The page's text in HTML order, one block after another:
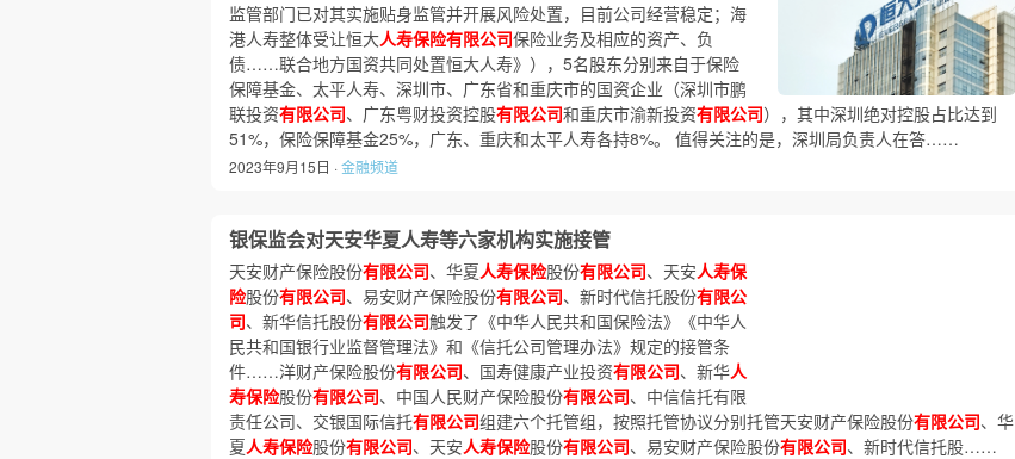
监管部门已对其实施贴身监管并开展风险处置，目前公司经营稳定；海
港人寿整体受让恒大人寿保险有限公司保险业务及相应的资产、负
债……联合地方国资共同处置恒大人寿》），5名股东分别来自于保险
保障基金、太平人寿、深圳市、广东省和重庆市的国资企业（深圳市鹏
联投资有限公司、广东粤财投资控股有限公司和重庆市渝新投资有限公司），其中深圳绝对控股占比达到
51%，保险保障基金25%，广东、重庆和太平人寿各持8%。 值得关注的是，深圳局负责人在答……
2023年9月15日 ·金融频道
银保监会对天安华夏人寿等六家机构实施接管
天安财产保险股份有限公司、华夏人寿保险股份有限公司、天安人寿保
险股份有限公司、易安财产保险股份有限公司、新时代信托股份有限公
司、新华信托股份有限公司触发了《中华人民共和国保险法》《中华人
民共和国银行业监督管理法》和《信托公司管理办法》规定的接管条
件……洋财产保险股份有限公司、国寿健康产业投资有限公司、新华人
寿保险股份有限公司、中国人民财产保险股份有限公司、中信信托有限
责任公司、交银国际信托有限公司组建六个托管组，按照托管协议分别托管天安财产保险股份有限公司、华
夏人寿保险股份有限公司、天安人寿保险股份有限公司、易安财产保险股份有限公司、新时代信托股……